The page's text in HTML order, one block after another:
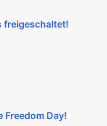
freigeschaltet!
Freedom Day!